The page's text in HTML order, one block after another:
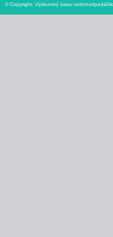
© Copyright: Výzkumný ústav